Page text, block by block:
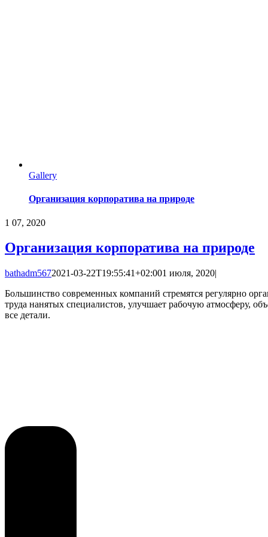
Gallery
Организация корпоратива на природе
1 07, 2020
Организация корпоратива на природе
bathadm5672021-03-22T19:55:41+02:001 июля, 2020|
Большинство современных компаний стремятся регулярно
труда нанятых специалистов, улучшает рабочую атмосферу,
все детали.